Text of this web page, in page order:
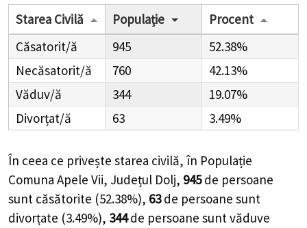
Starea Civilă Populație
Procent
Căsatorit/ă
945
52.38%
Necăsatorit/ă
760
42.13%
Văduv/ă
344
19.07%
Divorțat/ă
63 3.49%
În ceea ce privește starea civilă, în Populație
Comuna Apele Vii, Județul Dolj, 945 de persoane
sunt căsătorite (52.38%), 63 de persoane sunt
divorțate (3.49%), 344 de persoane sunt văduve